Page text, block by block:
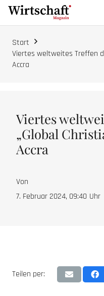
Start
Viertes weltweites Treffen
Accra
Viertes
„Global
Accra
Von
7. Februar 2024, 09:40 Uhr
Teilen per: